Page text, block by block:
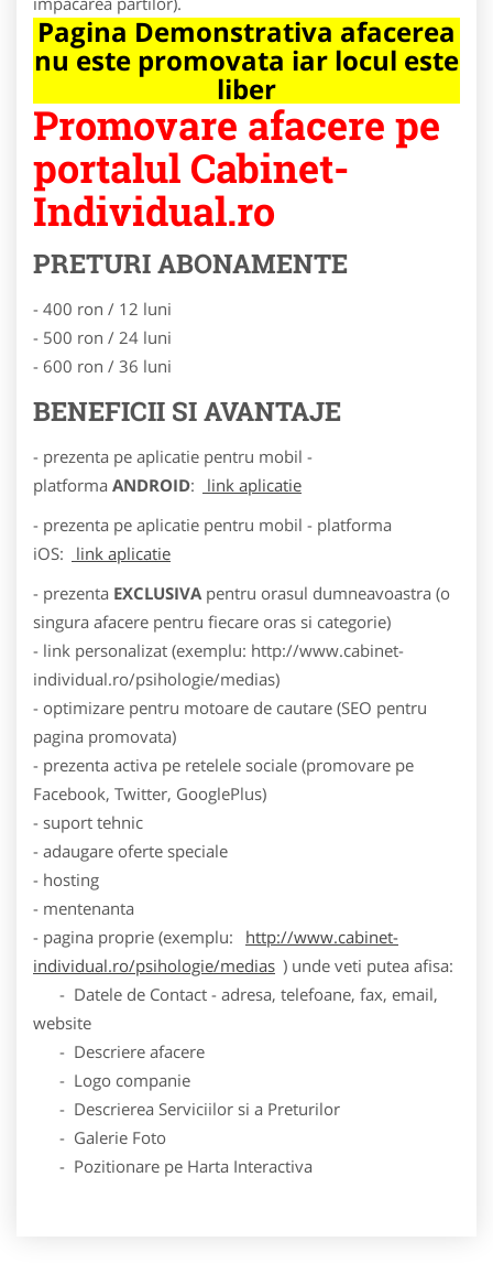
Pagina Demonstrativa afacerea
nu este promovata iar locul este
liber
Promovare afacere pe
portalul Cabinet-
Individual.ro
PRETURI ABONAMENTE
- 400 ron / 12 luni
- 500 ron / 24 luni
- 600 ron / 36 luni
BENEFICII SI AVANTAJE
- prezenta pe aplicatie pentru mobil -
platforma ANDROID:
link aplicatie
- prezenta pe aplicatie pentru mobil - platforma
iOS:
link aplicatie
- prezenta EXCLUSIVA pentru orasul dumneavoastra (o
singura afacere pentru fiecare oras si categorie)
- link personalizat (exemplu: http://www.cabinet-
individual.ro/psihologie/medias)
- optimizare pentru motoare de cautare (SEO pentru
pagina promovata)
- prezenta activa pe retelele sociale (promovare pe
Facebook, Twitter, GooglePlus)
- suport tehnic
- adaugare oferte speciale
- hosting
- mentenanta
- pagina proprie (exemplu:
http://www.cabinet-
individual.ro/psihologie/medias ) unde veti putea afisa:
- Datele de Contact - adresa, telefoane, fax, email,
website
- Descriere afacere
- Logo companie
- Descrierea Serviciilor si a Preturilor
- Galerie Foto
- Pozitionare pe Harta Interactiva